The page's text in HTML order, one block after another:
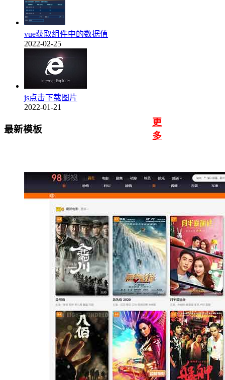
vue获取组件中的数据值
2022-02-25
js点击下载图片
2022-01-21
最新模板
更
多